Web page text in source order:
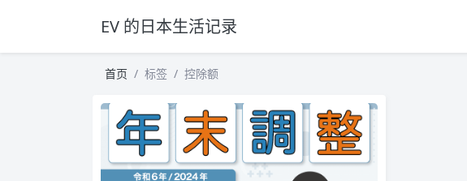
EV 的日本生活记录
首页 标签 控除额